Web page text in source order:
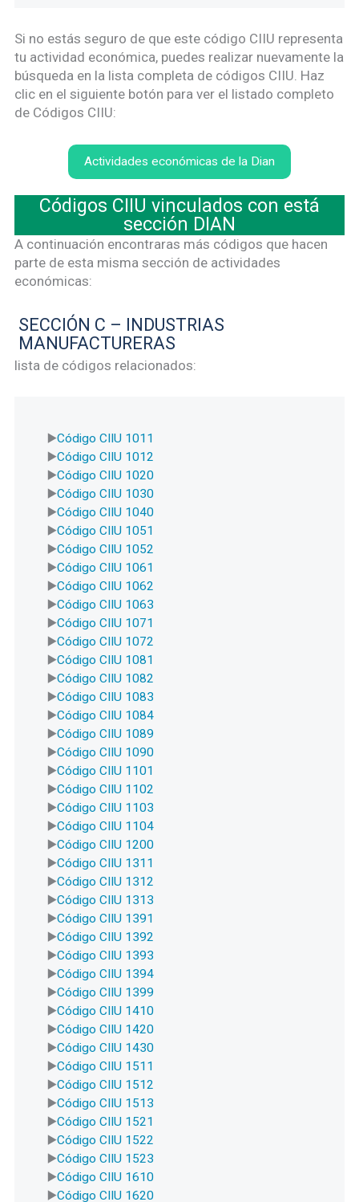
Si no estás seguro de que este código CIIU representa
tu actividad económica, puedes realizar nuevamente la
búsqueda en la lista completa de códigos CIIU. Haz
clic en el siguiente botón para ver el listado completo
de Códigos CIIU:
Actividades económicas de la Dian
Códigos CIIU vinculados con está
sección DIAN
A continuación encontraras más códigos que hacen
parte de esta misma sección de actividades
económicas:
SECCIÓN C – INDUSTRIAS
MANUFACTURERAS
lista de códigos relacionados:
Código CIIU 1011
Código CIIU 1012
Código CIIU 1020
Código CIIU 1030
Código CIIU 1040
Código CIIU 1051
Código CIIU 1052
Código CIIU 1061
Código CIIU 1062
Código CIIU 1063
Código CIIU 1071
Código CIIU 1072
Código CIIU 1081
Código CIIU 1082
Código CIIU 1083
Código CIIU 1084
Código CIIU 1089
Código CIIU 1090
Código CIIU 1101
Código CIIU 1102
Código CIIU 1103
Código CIIU 1104
Código CIIU 1200
Código CIIU 1311
Código CIIU 1312
Código CIIU 1313
Código CIIU 1391
Código CIIU 1392
Código CIIU 1393
Código CIIU 1394
Código CIIU 1399
Código CIIU 1410
Código CIIU 1420
Código CIIU 1430
Código CIIU 1511
Código CIIU 1512
Código CIIU 1513
Código CIIU 1521
Código CIIU 1522
Código CIIU 1523
Código CIIU 1610
Código CIIU 1620